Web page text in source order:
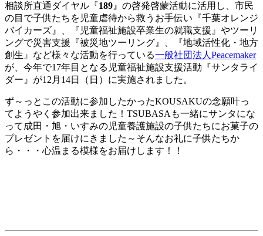
相談所直通ダイヤル『189 』の啓発啓蒙活動に活用し、市民
の目で子供たちを児童虐待から救うお手伝い『千葉オレンジ
バイカーズ』、『児童福祉施設卒業生の就職支援』やツーリ
ングで災害支援『被災地ツーリング』、『地域活性化・地方
創生』など様々な活動を行っている一般社団法人Peacemaker
が、今年で17年目となる児童福祉施設支援活動『サンタライ
ダー』が12月14日（日）に実施されました。
ず～っとこの活動に参加したかったKOUSAKUの念願叶っ
てようやく参加出来ました！TSUBASAも一緒にサンタにな
って成田・旭・いすみの児童養護施設の子供たちにお菓子の
プレゼントを届けにきました～そんなお礼に子供たちか
ら・・・心温まる模様をお届けします！！